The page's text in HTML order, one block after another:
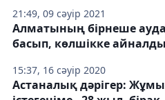
21:49, 09 сәуір 2021
15:37, 16 сәуір 2020
Алматының бірнеше
басып, көлшікке айналды
Астаналық дәрігер: